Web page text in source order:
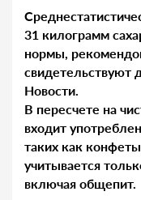
31 килограмм
нормы,
свидетельствуют
Новости.
В пересчете на
входит
таких как
учитывается
включая общепит.